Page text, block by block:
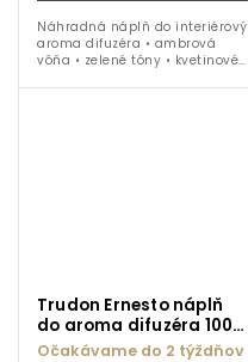
Náhradná náplň do interiérový
aroma difuzéra • ambrová
vôňa • zelené tóny • kvetinové
300 ml
Trudon Ernesto náplň
do aroma difuzéra 1000
ml
Očakávame do 2 týždňov